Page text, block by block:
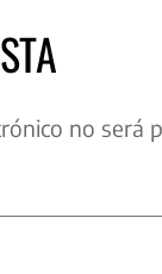
no será